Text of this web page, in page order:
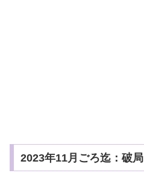
2023年11月ごろ迄：破局